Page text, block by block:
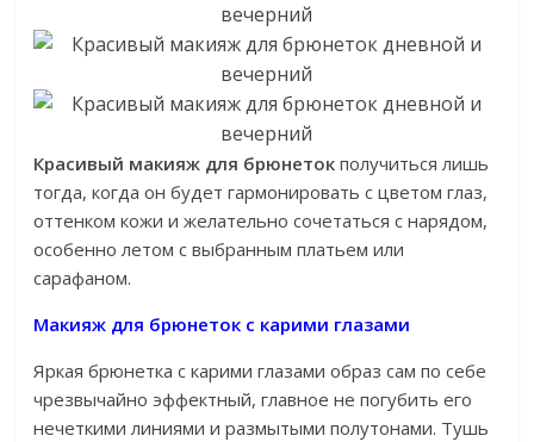
Красивый макияж для брюнеток получиться лишь
тогда, когда он будет гармонировать с цветом глаз,
оттенком кожи и желательно сочетаться с нарядом,
особенно летом с выбранным платьем или
сарафаном.
Макияж для брюнеток с карими глазами
Яркая брюнетка с карими глазами образ сам по себе
чрезвычайно эффектный, главное не погубить его
нечеткими линиями и размытыми полутонами. Тушь